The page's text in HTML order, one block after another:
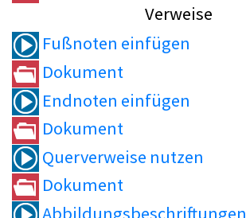
Verweise
Fußnoten einfügen
Dokument
Endnoten einfügen
Dokument
Querverweise nutzen
Dokument
Abbildungsbeschriftungen